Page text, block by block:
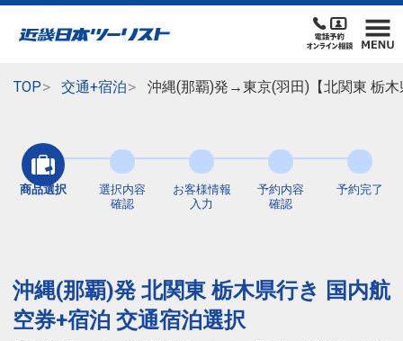
TOP 交通+宿泊 沖縄(那覇)発→東京(羽田)【北関東 栃
商品選択
選択内容
確認
お客様情報
入力
予約内容
確認
予約完了
沖縄(那覇)発 北関東 栃木県行き 国内航
空券+宿泊 交通宿泊選択